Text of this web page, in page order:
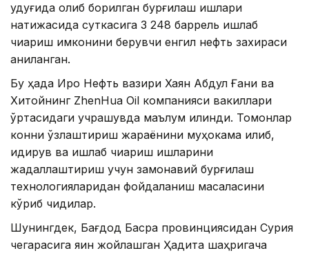
қудуғида олиб борилган бурғилаш ишлари
натижасида суткасига 3 248 баррель ишлаб
чиқариш имконини берувчи енгил нефть захираси
аниқланган.
Бу ҳақда Ироқ Нефть вазири Хаян Абдул Ғани ва
Хитойнинг ZhenHua Oil компанияси вакиллари
ўртасидаги учрашувда маълум қилинди. Томонлар
конни ўзлаштириш жараёнини муҳокама қилиб,
қидирув ва ишлаб чиқариш ишларини
жадаллаштириш учун замонавий бурғилаш
технологияларидан фойдаланиш масаласини
кўриб чиқдилар.
Шунингдек, Бағдод Басра провинциясидан Сурия
чегарасига яқин жойлашган Ҳадита шаҳригача